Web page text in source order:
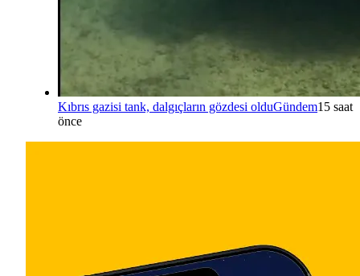
Kıbrıs gazisi tank, dalgıçların gözdesi olduGündem15 saat
önce